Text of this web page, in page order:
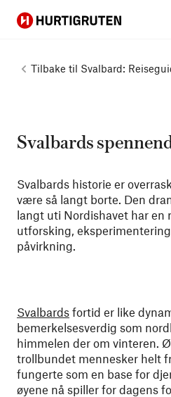
Hurtigruten
Tilbake til Svalbard:
Svalbards
Svalbards historie er
være så langt borte. Den
langt uti Nordishavet har en
utforsking,
påvirkning.
Svalbards fortid er like
bemerkelsesverdig som
himmelen der om vinteren.
trollbundet mennesker helt
fungerte som en base for
øyene nå spiller for dagens